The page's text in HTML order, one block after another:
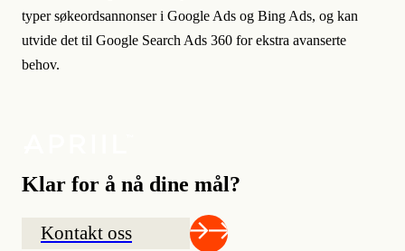
typer søkeordsannonser i Google Ads og Bing Ads, og kan
utvide det til Google Search Ads 360 for ekstra avanserte
behov.
Klar for å nå dine mål?
Kontakt oss